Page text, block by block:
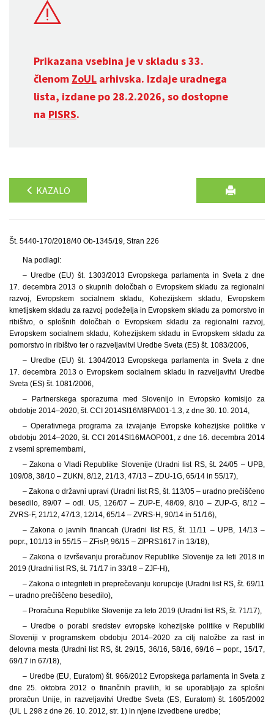
Prikazana vsebina je v skladu s 33.
členom ZoUL arhivska. Izdaje uradnega
lista, izdane po 28.2.2026, so dostopne
na PISRS.
KAZALO
Št. 5440-170/2018/40 Ob-1345/19, Stran 226
Na podlagi:
– Uredbe (EU) št. 1303/2013 Evropskega parlamenta in Sveta z dne
17. decembra 2013 o skupnih določbah o Evropskem skladu za regionalni
razvoj, Evropskem socialnem skladu, Kohezijskem skladu, Evropskem
kmetijskem skladu za razvoj podeželja in Evropskem skladu za pomorstvo in
ribištvo, o splošnih določbah o Evropskem skladu za regionalni razvoj,
Evropskem socialnem skladu, Kohezijskem skladu in Evropskem skladu za
pomorstvo in ribištvo ter o razveljavitvi Uredbe Sveta (ES) št. 1083/2006,
– Uredbe (EU) št. 1304/2013 Evropskega parlamenta in Sveta z dne
17. decembra 2013 o Evropskem socialnem skladu in razveljavitvi Uredbe
Sveta (ES) št. 1081/2006,
– Partnerskega sporazuma med Slovenijo in Evropsko komisijo za
obdobje 2014–2020, št. CCI 2014SI16M8PA001-1.3, z dne 30. 10. 2014,
– Operativnega programa za izvajanje Evropske kohezijske politike v
obdobju 2014–2020, št. CCI 2014SI16MAOP001, z dne 16. decembra 2014
z vsemi spremembami,
– Zakona o Vladi Republike Slovenije (Uradni list RS, št. 24/05 – UPB,
109/08, 38/10 – ZUKN, 8/12, 21/13, 47/13 – ZDU-1G, 65/14 in 55/17),
– Zakona o državni upravi (Uradni list RS, št. 113/05 – uradno prečiščeno
besedilo, 89/07 – odl. US, 126/07 – ZUP-E, 48/09, 8/10 – ZUP-G, 8/12 –
ZVRS-F, 21/12, 47/13, 12/14, 65/14 – ZVRS-H, 90/14 in 51/16),
– Zakona o javnih financah (Uradni list RS, št. 11/11 – UPB, 14/13 –
popr., 101/13 in 55/15 – ZFisP, 96/15 – ZIPRS1617 in 13/18),
– Zakona o izvrševanju proračunov Republike Slovenije za leti 2018 in
2019 (Uradni list RS, št. 71/17 in 33/18 – ZJF-H),
– Zakona o integriteti in preprečevanju korupcije (Uradni list RS, št. 69/11
– uradno prečiščeno besedilo),
– Proračuna Republike Slovenije za leto 2019 (Uradni list RS, št. 71/17),
– Uredbe o porabi sredstev evropske kohezijske politike v Republiki
Sloveniji v programskem obdobju 2014–2020 za cilj naložbe za rast in
delovna mesta (Uradni list RS, št. 29/15, 36/16, 58/16, 69/16 – popr., 15/17,
69/17 in 67/18),
– Uredbe (EU, Euratom) št. 966/2012 Evropskega parlamenta in Sveta z
dne 25. oktobra 2012 o finančnih pravilih, ki se uporabljajo za splošni
proračun Unije, in razveljavitvi Uredbe Sveta (ES, Euratom) št. 1605/2002
(UL L 298 z dne 26. 10. 2012, str. 1) in njene izvedbene uredbe;